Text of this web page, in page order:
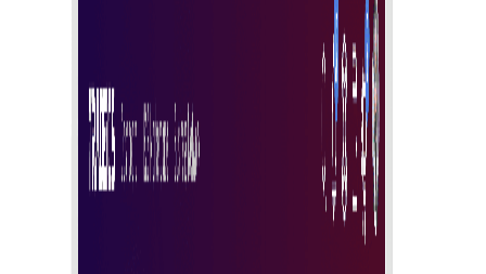
Tradeics vam predstavlja rješenje za upravljanje e-
računima — integrirano i brzo poslovno iskustvo koje
olakšava rad računovodstvu.